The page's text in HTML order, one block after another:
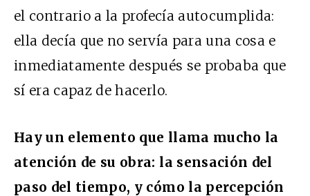
el contrario a la profecía autocumplida:
ella decía que no servía para una cosa e
inmediatamente después se probaba que
sí era capaz de hacerlo.
Hay un elemento que llama mucho la
atención de su obra: la sensación del
paso del tiempo, y cómo la percepción